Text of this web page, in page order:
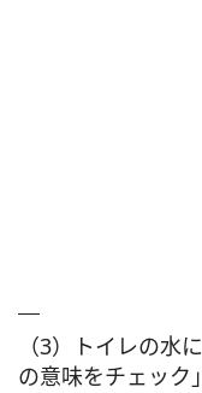
（3）トイレの水
の意味をチェック」